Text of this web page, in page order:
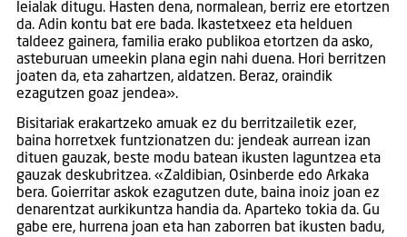
leialak ditugu. Hasten dena, normalean, berriz ere etortzen
da. Adin kontu bat ere bada. Ikastetxeez eta helduen
taldeez gainera, familia erako publikoa etortzen da asko,
asteburuan umeekin plana egin nahi duena. Hori berritzen
joaten da, eta zahartzen, aldatzen. Beraz, oraindik
ezagutzen goaz jendea».
Bisitariak erakartzeko amuak ez du berritzailetik ezer,
baina horretxek funtzionatzen du: jendeak aurrean izan
dituen gauzak, beste modu batean ikusten laguntzea eta
gauzak deskubritzea. «Zaldibian, Osinberde edo Arkaka
bera. Goierritar askok ezagutzen dute, baina inoiz joan ez
denarentzat aurkikuntza handia da. Aparteko tokia da. Gu
gabe ere, hurrena joan eta han zaborren bat ikusten badu,